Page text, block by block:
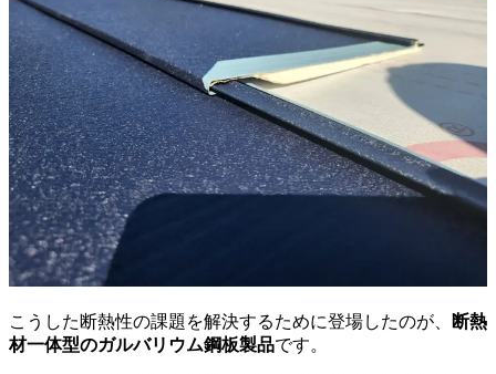
こうした断熱性の課題を解決するために登場したのが、
断熱
材一体型のガルバリウム鋼板製品です。